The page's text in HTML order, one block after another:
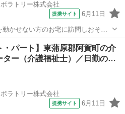
ラトリー株式会社
提携サイト 6月11日
かせない方のお宅に訪問しおそば
』です。もちろん直行直帰OK。
その他
・パート】東蒲原郡阿賀町の介
ター（介護福祉士）／日勤の…
ラトリー株式会社
提携サイト 6月11日